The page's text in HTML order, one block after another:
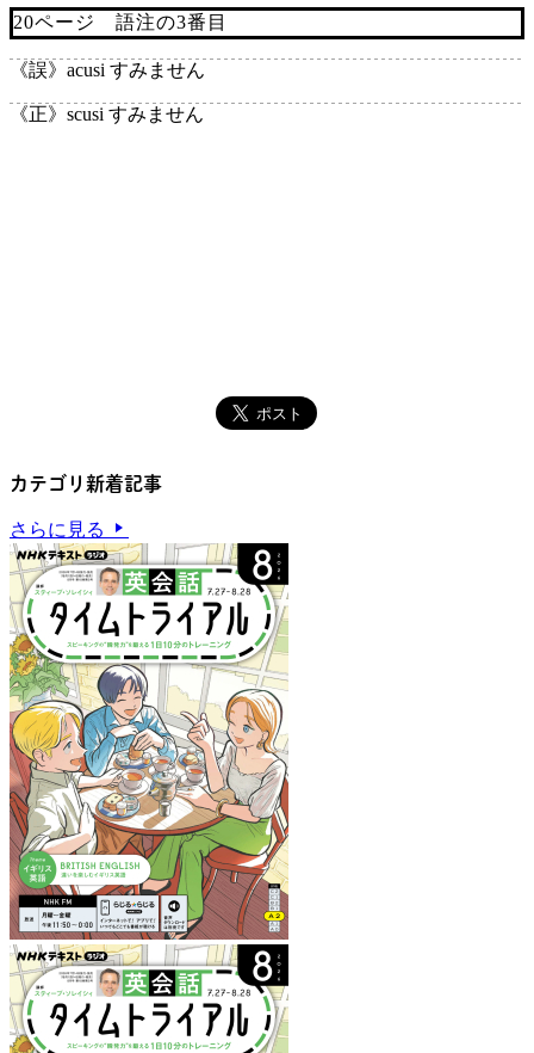
20ページ 語注の3番目
《誤》 acusi すみません
《正》 scusi すみません
カテゴリ新着記事
さらに見る